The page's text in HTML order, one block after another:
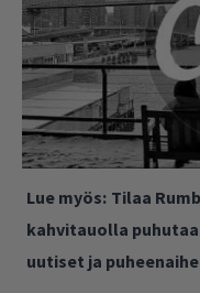
Lue myös: Tilaa
kahvitauolla
uutiset ja